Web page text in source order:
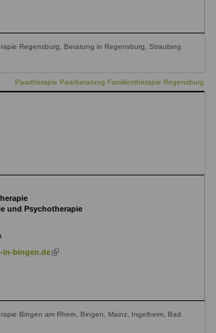
Regensburg, Beratung in Regensburg, Straubing
Paartherapie Paarberatung Familientherapie Regensburg
und Psychotherapie
in-bingen.de(link
Bingen am Rhein, Bingen, Mainz, Ingelheim, Bad